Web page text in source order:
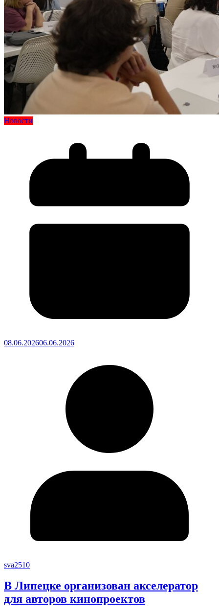
Новости
08.06.202606.06.2026
sva2510
В Липецке организован акселератор
для авторов кинопроектов